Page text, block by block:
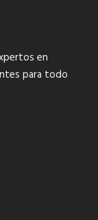
en
para todo